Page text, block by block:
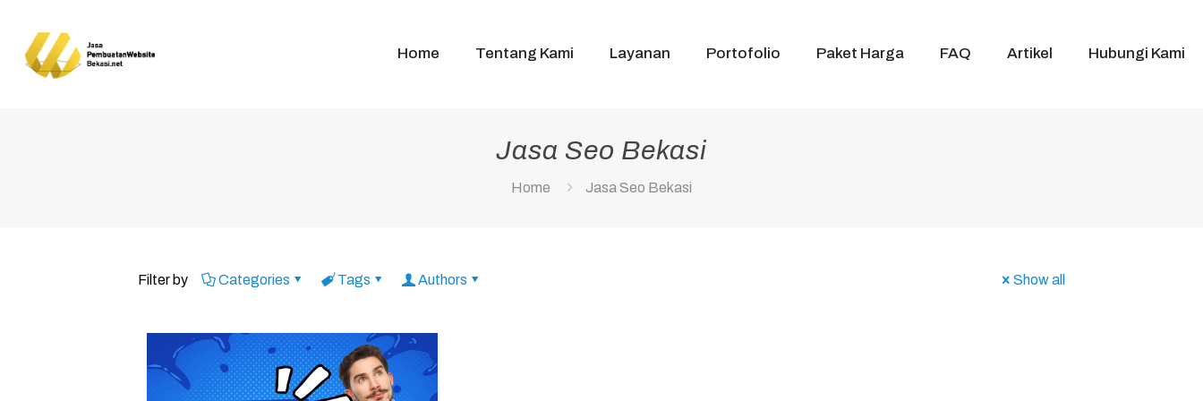
Home Tentang Kami Layanan Portofolio Paket Harga FAQ Artikel Hubungi Kami
Jasa Seo Bekasi
Home Jasa Seo Bekasi
Filter by Categories Tags Authors Show all